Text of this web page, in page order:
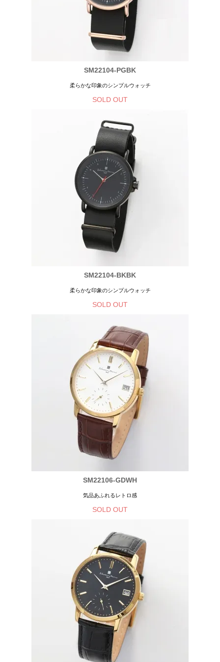
SM22104-PGBK
柔らかな印象のシンプルウォッチ
SOLD OUT
SM22104-BKBK
柔らかな印象のシンプルウォッチ
SOLD OUT
SM22106-GDWH
気品あふれるレトロ感
SOLD OUT